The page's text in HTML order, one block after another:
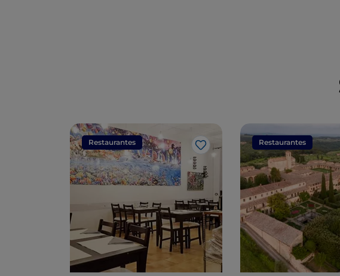
Restaurantes
Gosto
Restaurantes